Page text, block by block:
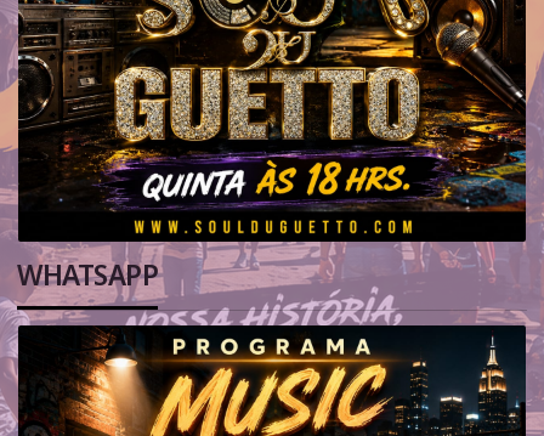
WHATSAPP